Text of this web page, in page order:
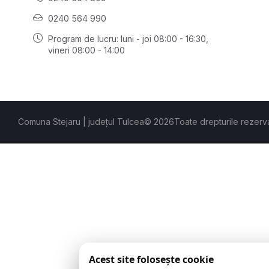
0240 564 990
Program de lucru: luni - joi 08:00 - 16:30,
vineri 08:00 - 14:00
Comuna Stejaru | județul Tulcea© 2026Toate drepturile
Acest site folosește cookie